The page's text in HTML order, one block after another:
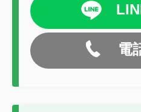
電